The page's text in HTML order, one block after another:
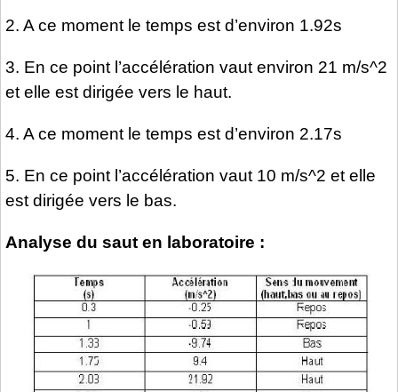
2. A ce moment le temps est d’environ 1.92s
3. En ce point l’accélération vaut environ 21 m/s^2
et elle est dirigée vers le haut.
4. A ce moment le temps est d’environ 2.17s
5. En ce point l’accélération vaut 10 m/s^2 et elle
est dirigée vers le bas.
Analyse du saut en laboratoire :